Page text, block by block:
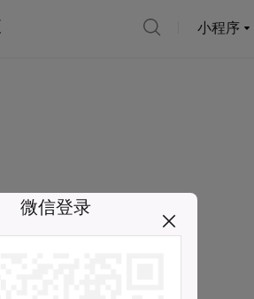
小程序
微信登录